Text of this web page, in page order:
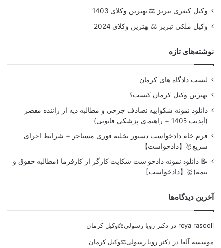
وکیل کیفری تبریز ⚖️ بهترین وکلای 1403
وکیل ملکی تبریز ⚖️ بهترین وکلای 2024
نوشته‌های تازه
لیست دادگاه های کرمان
بهترین وکیل کرمان کیست؟
دانلود نمونه شکواییه تصادف جرحی و مطالبه دیه از راننده مقصر
(آپدیت 1405 + راهنمای پزشکی قانونی)
فرم خام دادخواست دستور تخلیه فوری مستاجر + شرایط اجرای
سریع🥇【دادخواست】
📝 دانلود نمونه دادخواست شکایت کارگر از کارفرما (مطالبه حقوق و
بیمه)🥇【دادخواست】
آخرین دیدگاه‌ها
roya rasooli در دکتر رویا رسولی⚖️وکیل کرمان
موسسه آلفا در دکتر رویا رسولی⚖️وکیل کرمان